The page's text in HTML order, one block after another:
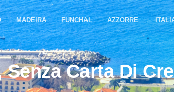
MADEIRA FUNCHAL AZZORRE
Carta Di